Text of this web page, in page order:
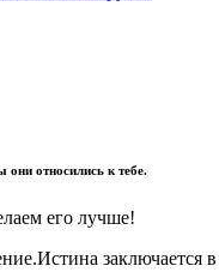
относились к тебе.
его лучше!